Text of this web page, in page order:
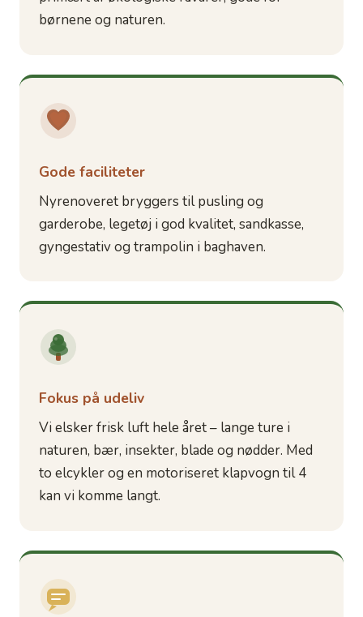
børnene og naturen.
Gode faciliteter
Nyrenoveret bryggers til pusling og
garderobe, legetøj i god kvalitet, sandkasse,
gyngestativ og trampolin i baghaven.
Fokus på udeliv
Vi elsker frisk luft hele året – lange ture i
naturen, bær, insekter, blade og nødder. Med
to elcykler og en motoriseret klapvogn til 4
kan vi komme langt.